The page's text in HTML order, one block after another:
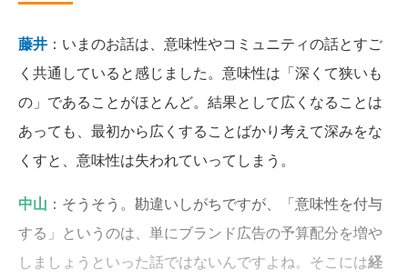
藤井 ：いまのお話は、意味性やコミュニティの話とすご
く共通していると感じました。意味性は「深くて狭いも
の」であることがほとんど。結果として広くなることは
あっても、最初から広くすることばかり考えて深みをな
くすと、意味性は失われていってしまう。
中山 ：そうそう。勘違いしがちですが、「意味性を付与
する」というのは、単にブランド広告の予算配分を増や
しましょうといった話ではないんですよね。そこには経